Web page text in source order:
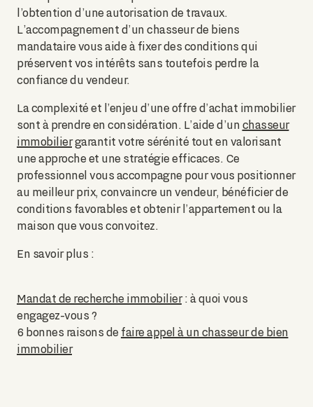
l’obtention d’une autorisation de travaux.
L’accompagnement d’un chasseur de biens
mandataire vous aide à fixer des conditions qui
préservent vos intérêts sans toutefois perdre la
confiance du vendeur.
La complexité et l’enjeu d’une offre d’achat immobilier
sont à prendre en considération. L’aide d’un chasseur
immobiliergarantit votre sérénité tout en valorisant
une approche et une stratégie efficaces. Ce
professionnel vous accompagne pour vous positionner
au meilleur prix, convaincre un vendeur, bénéficier de
conditions favorables et obtenir l’appartement ou la
maison que vous convoitez.
En savoir plus :
Mandat de recherche immobilier: à quoi vous
engagez-vous ?
6 bonnes raisons de faire appel à un chasseur de bien
immobilier